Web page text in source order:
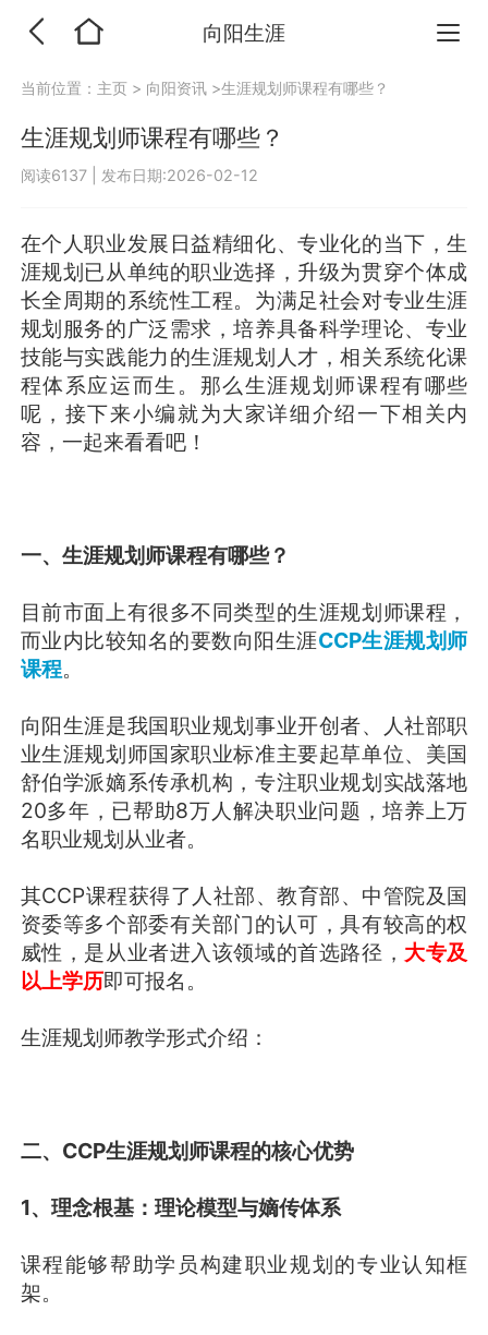
向阳生涯
当前位置： 主页 > 向阳资讯 >生涯规划师课程有哪些？
生涯规划师课程有哪些？
阅读6137 发布日期:2026-02-12
在个人职业发展日益精细化、专业化的当下，生
涯规划已从单纯的职业选择，升级为贯穿个体成
长全周期的系统性工程。为满足社会对专业生涯
规划服务的广泛需求，培养具备科学理论、专业
技能与实践能力的生涯规划人才，相关系统化课
程体系应运而生。那么生涯规划师课程有哪些
呢，接下来小编就为大家详细介绍一下相关内
容，一起来看看吧！
一、生涯规划师课程有哪些？
目前市面上有很多不同类型的生涯规划师课程，
而业内比较知名的要数向阳生涯CCP生涯规划师
课程。
向阳生涯是我国职业规划事业开创者、人社部职
业生涯规划师国家职业标准主要起草单位、美国
舒伯学派嫡系传承机构，专注职业规划实战落地
20多年，已帮助8万人解决职业问题，培养上万
名职业规划从业者。
其CCP课程获得了人社部、教育部、中管院及国
资委等多个部委有关部门的认可，具有较高的权
威性，是从业者进入该领域的首选路径， 大专及
以上学历即可报名。
生涯规划师教学形式介绍：
二、CCP生涯规划师课程的核心优势
1、理念根基：理论模型与嫡传体系
课程能够帮助学员构建职业规划的专业认知框
架。